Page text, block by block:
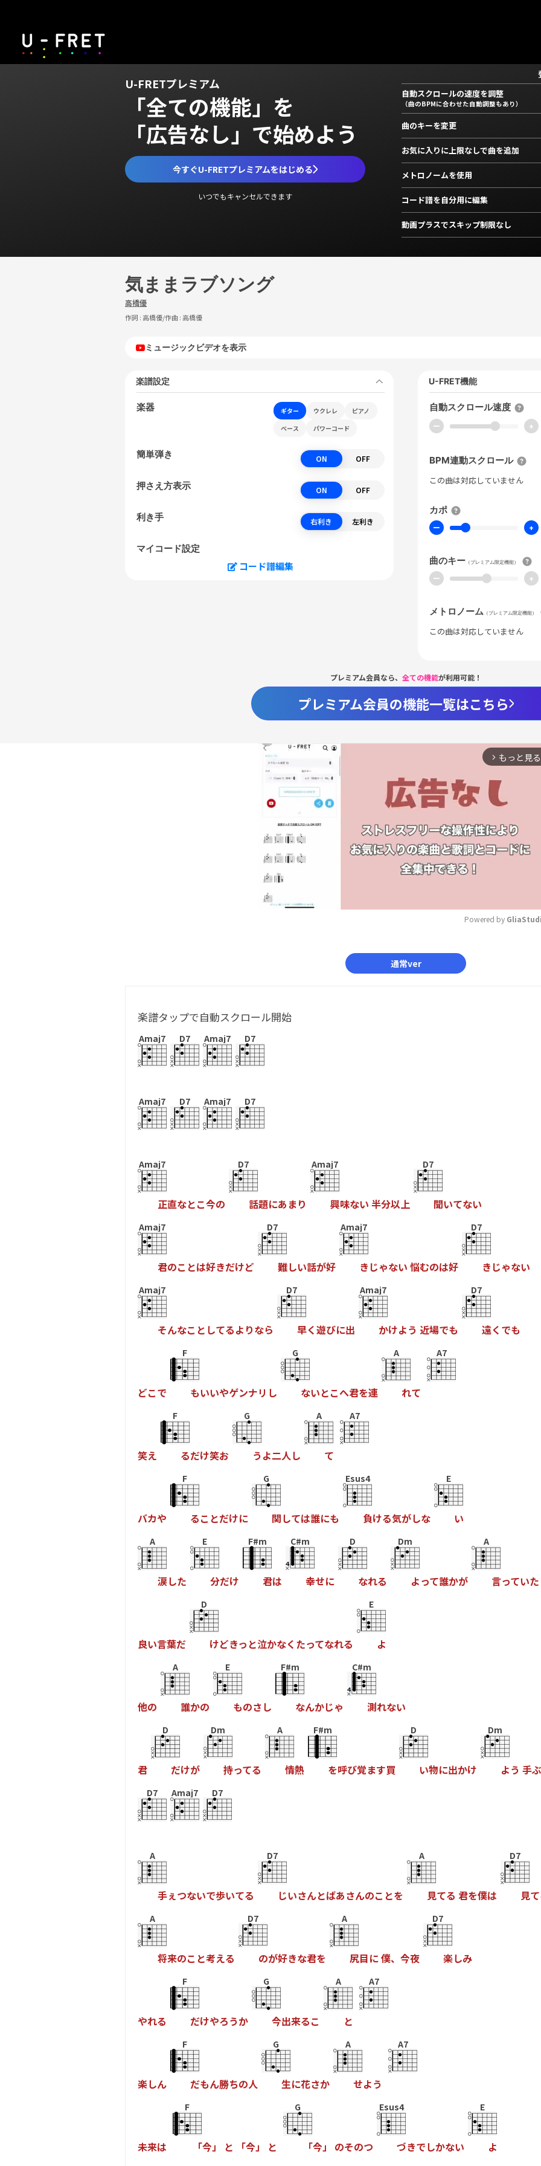
U-FRETプレミアム
「全ての機能」を
「広告なし」で始めよう
今すぐU-FRETプレミアムをはじめる
いつでもキャンセルできます
自動スクロールの速度を調整
（曲のBPMに合わせた自動調整もあり）
曲のキーを変更
お気に入りに上限なしで曲を追加
メトロノームを使用
コード譜を自分用に編集
動画プラスでスキップ制限なし
気ままラブソング
高橋優
作詞 : 高橋優/作曲 : 高橋優
ミュージックビデオを表示
楽譜設定
楽器 ギター ウクレレ
ピアノ
ベース
パワーコード
簡単弾き ON OFF
押さえ方表示 ON OFF
利き手 右利き 左利き
マイコード設定
コード譜編集
U-FRET機能
自動スクロール速度
ー +
BPM連動スクロール
この曲は対応していません
カポ
ー +
曲のキー （プレミアム限定機能）
ー +
メトロノーム （プレミアム限定機能）
この曲は対応していません
プレミアム会員なら、 全ての機能が利用可能！
プレミアム会員の機能一覧はこちら
arrow_forward_ios もっと見る
Powered by
通常ver
楽譜タップで自動スクロール開始
Amaj7 D7 Amaj7 D7
Amaj7 D7 Amaj7 D7
Amaj7
正直なとこ今の
D7
話題にあ まり
Amaj7
興味ない 半分以上
D7
聞いてない
Amaj7
君のこ とは好きだけど
D7
難しい話が好
Amaj7
き じゃない 悩むのは好
D7
き じゃない
Amaj7
そんなこ と してるよ りなら
D7
早く遊びに出
Amaj7
かけよう 近場でも
D7
遠く でも
どこで
F
もいいやゲンナリ し
G
ないとこへ君を連
A
れて
A7
笑え
F
るだけ笑お
G
う よ二人し
A
て
A7
バカや
F
るこ とだけに
G
関しては誰にも
Esus4
負ける気がしな
E
い
A
涙した
E
分だけ
F#m
君は
C#m
幸せに
D
なれる
Dm
よって誰かが
A
言っていた
良い言葉だ
D
けどきっ と泣かなく たってなれる
E
よ
他の
A
誰かの
E
ものさし
F#m
なんかじゃ
C#m
測れない
君
D
だけが
Dm
持ってる
A
情熱
F#m
を呼び覚ます買
D
い物に出かけ
Dm
よう 手ぶ
D7 Amaj7 D7
A
手ぇつないで歩いてる
D7
じいさんとばあさんのこ とを
A
見てる 君を僕は
D7
見て
A
将来のこ と考える
D7
のが好きな君を
A
尻目に僕、 今夜
D7
楽しみ
やれる
F
だけやろうか
G
今出来るこ
A
と
A7
楽しん
F
だもん勝ちの人
G
生に花さか
A
せよう
A7
未来は
F
「今」 と 「今」 と
G
「今」 のそのつ
Esus4
づきでしかない
E
よ